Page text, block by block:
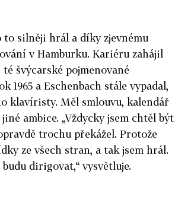
to silněji hrál a díky zjevnému
v Hamburku. Kariéru zahájil
švýcarské pojmenované
1965 a Eschenbach stále vypadal,
klavíristy. Měl smlouvu, kalendář
ambice. „Vždycky jsem chtěl být
trochu překážel. Protože
ze všech stran, a tak jsem hrál.
dirigovat,“ vysvětluje.